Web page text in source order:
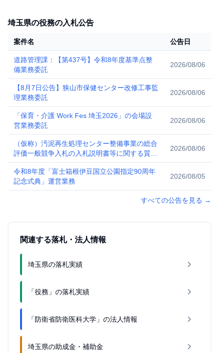
埼玉県の役務の入札公告
案件名 公告日
道路管理課：【第437号】令和8年度基準点整
備業務委託
2026/08/06
【8月7日公告】狭山市保健センター改修工事監
理業務委託
2026/08/06
「保育・介護 Work Fes 埼玉2026」の会場設
営業務委託
2026/08/06
（仮称）汚泥再生処理センター整備事業の総合
評価一般競争入札の入札説明書等に関する質
問・回答について
2026/08/06
令和8年度「富士箱根伊豆国立公園指定90周年
記念式典」運営業務
2026/08/05
すべての公告を見る →
関連する落札・法人情報
埼玉県の落札実績
「役務」の落札実績
「防衛省防衛医科大学」の法人情報
埼玉県の助成金・補助金